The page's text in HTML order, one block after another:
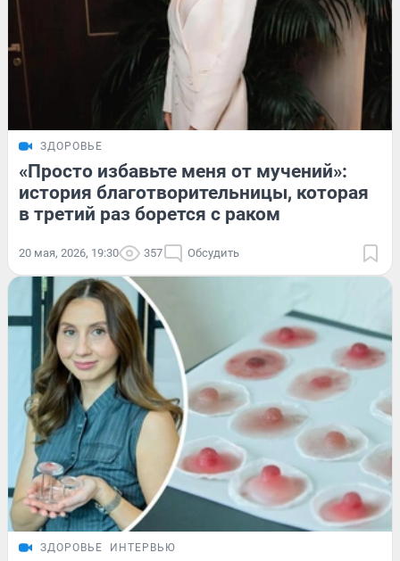
ЗДОРОВЬЕ
«Просто избавьте меня от мучений»:
история благотворительницы, которая
в третий раз борется с раком
20 мая, 2026, 19:30 357 Обсудить
ЗДОРОВЬЕ ИНТЕРВЬЮ